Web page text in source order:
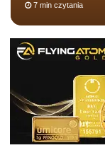
7 min czytania